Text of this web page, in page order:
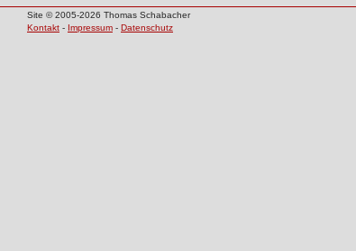
Site © 2005-2026 Thomas Schabacher
Kontakt - Impressum - Datenschutz